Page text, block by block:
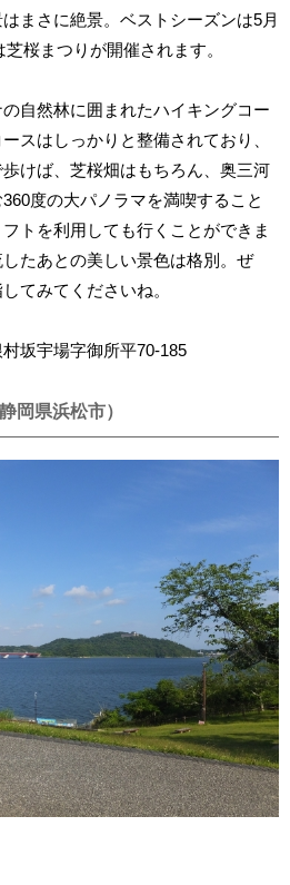
まさに絶景。ベストシーズンは5月
桜まつりが開催されます。
自然林に囲まれたハイキングコー
スはしっかりと整備されており、
けば、芝桜畑はもちろん、奥三河
度の大パノラマを満喫すること
トを利用しても行くことができま
たあとの美しい景色は格別。ぜ
てみてくださいね。
坂宇場字御所平70-185
岡県浜松市）